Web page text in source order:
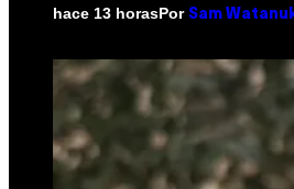
hace 13 horasPor Sam